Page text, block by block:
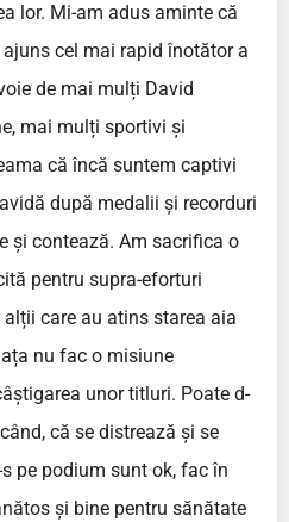
lor. Mi-am adus aminte că
cel mai rapid înotător a
de mai mulți David
mai mulți sportivi și
că încă suntem captivi
după medalii și recorduri
și contează. Am sacrifica o
pentru supra-eforturi
care au atins starea aia
nu fac o misiune
unor titluri. Poate d-
că se distrează și se
pe podium sunt ok, fac în
și bine pentru sănătate